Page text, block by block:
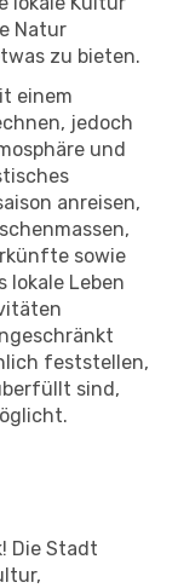
Natur
zu bieten.
einem
jedoch
und
anreisen,
sowie
lokale Leben
feststellen,
sind,
Die Stadt